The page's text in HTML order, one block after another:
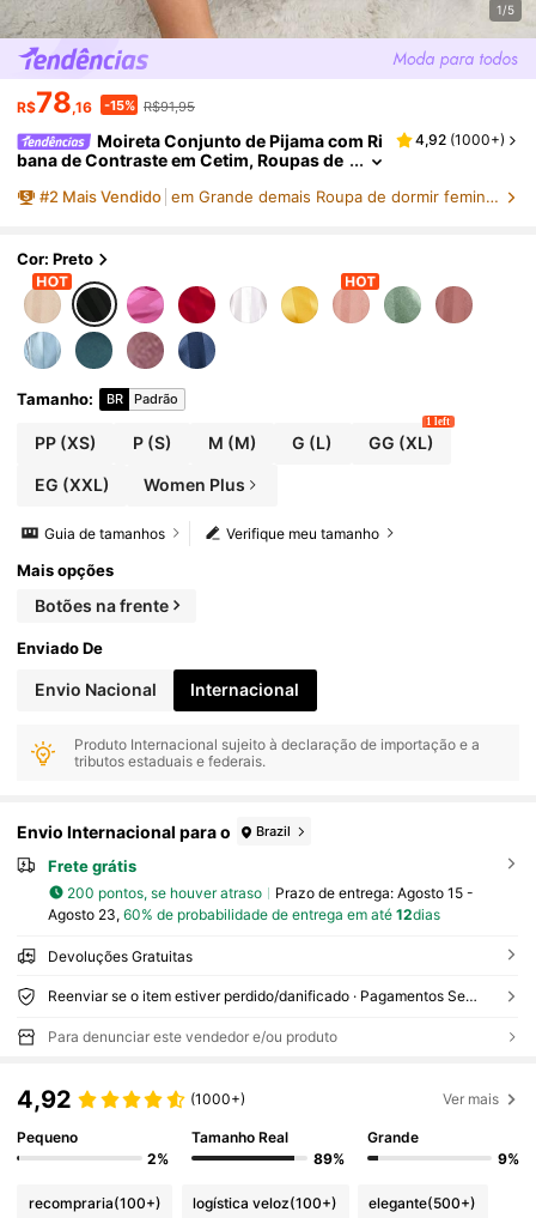
1/5
R$78,16 -15% R$91,95
Moireta Conjunto de Pijama com Ri
bana de Contraste em Cetim, Roupas de
antes
4,92 (1000+)
#2 Mais Vendido em Grande demais Roupa de dormir feminina
Cor: Preto
Tamanho: BR Padrão
PP(XS) P(S) M (M) G (L) GG (XL)
1 left
EG (XXL) Women Plus
Verifique meu tamanho
Guia de tamanhos
Mais opções
Botões na frente
Enviado De
Envio Nacional Internacional
Produto Internacional sujeito à declaração de importação e a
tributos estaduais e federais.
Envio Internacional para o Brazil
Frete grátis
200 pontos, se houver atraso Prazo de entrega: Agosto 15 -
Agosto 23, 60% de probabilidade de entrega em até 12dias
Devoluções Gratuitas
Reenviar se o item estiver perdido/danificado · Pagamentos Seguros · Proteção de privacidade
Para denunciar este vendedor e/ou produto
4,92 (1000+) Ver mais
Pequeno
2%
Tamanho Real
89%
Grande
9%
recompraria(100+) logística veloz(100+) elegante(500+)